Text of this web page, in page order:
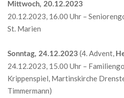
Mittwoch, 20.12.2023
20.12.2023, 16.00 Uhr –
St. Marien
Sonntag, 24.12.2023 (4. Advent,
24.12.2023, 15.00 Uhr –
Krippenspiel, Martinskirche
Timmermann)